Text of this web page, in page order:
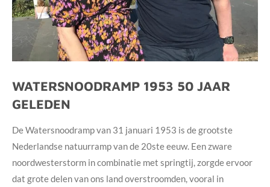
WATERSNOODRAMP 1953 50 JAAR
GELEDEN
De Watersnoodramp van 31 januari 1953 is de grootste
Nederlandse natuurramp van de 20ste eeuw. Een zware
noordwesterstorm in combinatie met springtij, zorgde ervoor
dat grote delen van ons land overstroomden, vooral in